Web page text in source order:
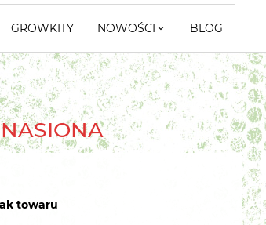
GROWKITY NOWOŚCI BLOG
towaru